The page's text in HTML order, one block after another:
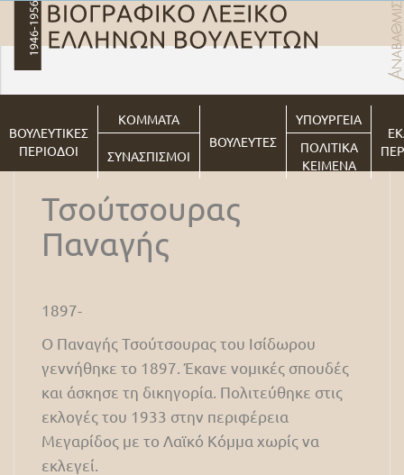
ΒΟΥΛΕΥΤΙΚΕΣ
ΠΕΡΙΟΔΟΙ
ΚΟΜΜΑΤΑ
ΒΟΥΛΕΥΤΕΣ
ΥΠΟΥΡΓΕΙΑ
ΣΥΝΑΣΠΙΣΜΟΙ
ΠΟΛΙΤΙΚΑ
ΚΕΙΜΕΝΑ
Τσούτσουρας
Παναγής
1897-
O Παναγής Τσούτσουρας του Ισίδωρου
γεννήθηκε το 1897. Έκανε νομικές σπουδές
και άσκησε τη δικηγορία. Πολιτεύθηκε στις
εκλογές του 1933 στην περιφέρεια
Μεγαρίδος με το Λαϊκό Κόμμα χωρίς να
εκλεγεί.